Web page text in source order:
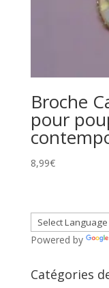
Broche
pour
8,99€
Powered by
Catégories